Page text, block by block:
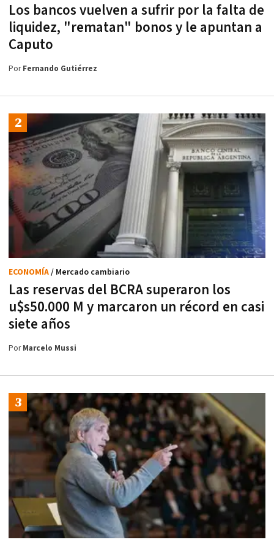
Los bancos vuelven a sufrir por la falta de
liquidez, "rematan" bonos y le apuntan a
Caputo
PorFernando Gutiérrez
Las reservas del BCRA superaron los
u$s50.000 M y marcaron un récord en casi
siete años
ECONOMÍA/ Mercado cambiario
PorMarcelo Mussi